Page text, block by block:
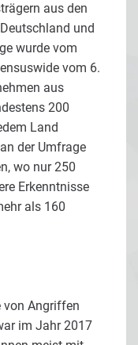
aus den
und
wurde vom
vom 6.
aus
200
Land
der Umfrage
wo nur 250
Erkenntnisse
als 160
von Angriffen
im Jahr 2017